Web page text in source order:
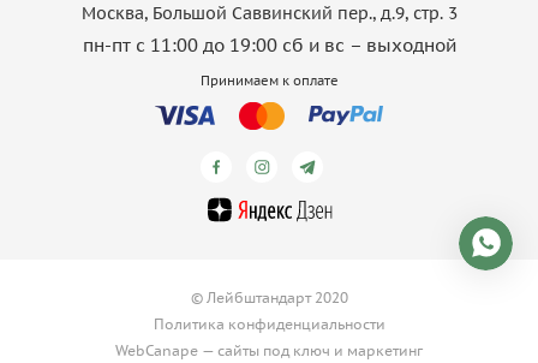
Москва, Большой Саввинский пер., д.9, стр. 3
пн-пт с 11:00 до 19:00 сб и вс – выходной
Принимаем к оплате
© Лейбштандарт 2020
Политика конфиденциальности
WebCanape — сайты под ключ и маркетинг